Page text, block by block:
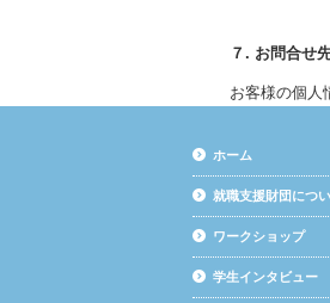
７. お問合せ
お客様の個人
ホーム
就職支援財団につ
ワークショップ
学生インタビュー